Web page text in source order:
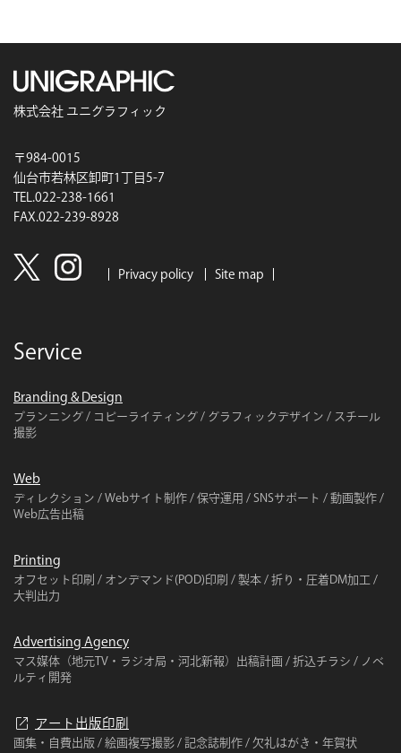
株式会社 ユニグラフィック
〒984-0015
仙台市若林区卸町1丁目5-7
TEL.022-238-1661
FAX.022-239-8928
Privacy policy Site map
Service
Branding & Design
プランニング / コピーライティング / グラフィックデザイン / スチール
撮影
Web
ディレクション / Webサイト制作 / 保守運用 / SNSサポート / 動画製作 /
Web広告出稿
Printing
オフセット印刷 / オンデマンド(POD)印刷 / 製本 / 折り・圧着DM加工 /
大判出力
Advertising Agency
マス媒体（地元TV・ラジオ局・河北新報）出稿計画 / 折込チラシ / ノベ
ルティ開発
open_in_new アート出版印刷
画集・自費出版 / 絵画複写撮影 / 記念誌制作 / 欠礼はがき・年賀状